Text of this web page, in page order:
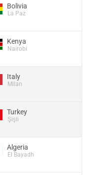
Bolivia
La Paz
Kenya
Nairobi
Italy
Milan
Turkey
Şişli
Algeria
El Bayadh